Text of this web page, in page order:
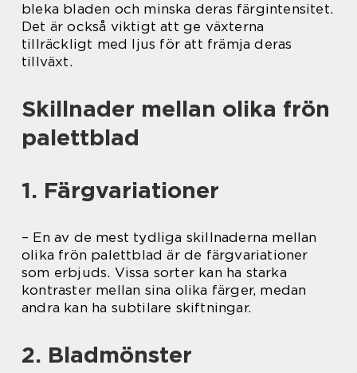
bleka bladen och minska deras färgintensitet.
Det är också viktigt att ge växterna
tillräckligt med ljus för att främja deras
tillväxt.
Skillnader mellan olika frön
palettblad
1. Färgvariationer
– En av de mest tydliga skillnaderna mellan
olika frön palettblad är de färgvariationer
som erbjuds. Vissa sorter kan ha starka
kontraster mellan sina olika färger, medan
andra kan ha subtilare skiftningar.
2. Bladmönster